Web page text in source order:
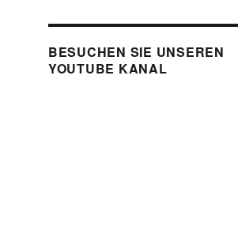
BESUCHEN SIE UNSEREN
YOUTUBE KANAL